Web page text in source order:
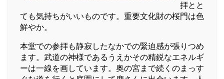
拝とと
ても気持ちがいいものです。重要文化財の桜門は色
鮮やか。
本堂での参拝も静寂したなかでの緊迫感が張りつめ
ます。武道の神様であるうえかその精鋭なエネルギ
ーは一線を画しています。奥の宮まで続くのまっす